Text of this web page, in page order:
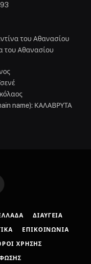
του Αθανασίου
του Αθανασίου
name): ΚΑΛΑΒΡΥΤΑ
ΔΙΑΎΓΕΙΑ
ΕΠΙΚΟΙΝΩΝΊΑ
ΧΡΉΣΗΣ